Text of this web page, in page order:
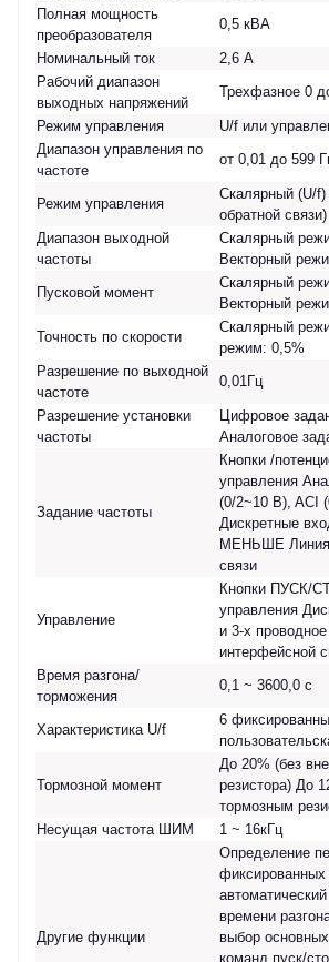
Полная мощность
преобразователя
0,5 кВА
Номинальный ток
2,6 А
Рабочий диапазон
выходных напряжений
Трехфазное 0
Режим управления
U/f или
Диапазон управления по
частоте
от 0,01 до 599
Режим управления
Скалярный (U/f)
обратной связи)
Диапазон выходной
частоты
Скалярный
Векторный
Пусковой момент
Скалярный
Векторный
Точность по скорости
Скалярный
режим: 0,5%
Разрешение по выходной
частоте
0,01Гц
Разрешение установки
частоты
Цифровое
Аналоговое
Задание частоты
Кнопки /
управления
(0/2~10 В), ACI
Дискретные
МЕНЬШЕ Линия
связи
Управление
Кнопки ПУСК/
управления
и 3-х
интерфейсной
Время разгона/
торможения
0,1 ~ 3600,0 с
Характеристика U/f
6
Тормозной момент
До 20% (без
резистора) До
тормозным
Несущая частота ШИМ
1 ~ 16кГц
Другие функции
Определение
фиксированных
времени
выбор
команд пуск/